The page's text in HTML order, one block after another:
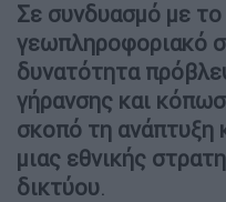
Σε συνδυασμό με
γεωπληροφοριακό
δυνατότητα
γήρανσης και
σκοπό τη ανάπτυξη
μιας εθνικής
δικτύου.